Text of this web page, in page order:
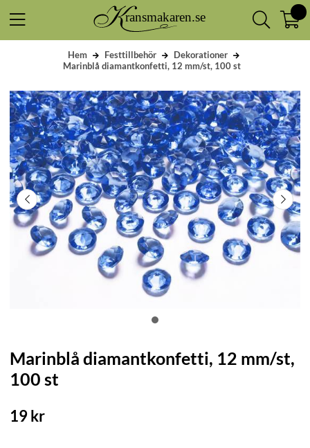
Hem Festtillbehör
Dekorationer
Marinblå diamantkonfetti, 12 mm/st, 100 st
Marinblå diamantkonfetti, 12 mm/st,
100 st
19kr